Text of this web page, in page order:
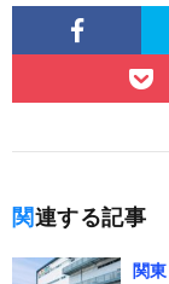
関連する記事
関